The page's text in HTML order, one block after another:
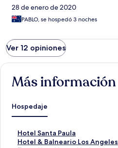
28 de enero de 2020
PABLO, se hospedó 3 noches
Ver 12 opiniones
Más información
Hospedaje
Hotel Santa Paula
E
n
Hotel & Balneario Los Angeles
E